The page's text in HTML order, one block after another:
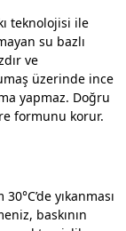
teknolojisi ile
su bazlı
ve
üzerinde ince
yapmaz. Doğru
formunu korur.
yıkanması
baskının